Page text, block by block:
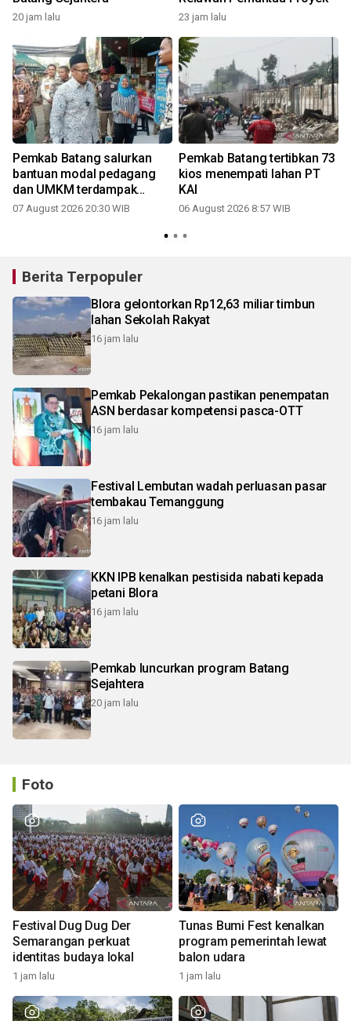
20 jam lalu 23 jam lalu
Pemkab Batang salurkan
bantuan modal pedagang
dan UMKM terdampak
relokasi
07 August 2026 20:30 WIB
Pemkab Batang tertibkan 73
kios menempati lahan PT
KAI
06 August 2026 8:57 WIB
Berita Terpopuler
Blora gelontorkan Rp12,63 miliar timbun
lahan Sekolah Rakyat
16 jam lalu
Pemkab Pekalongan pastikan penempatan
ASN berdasar kompetensi pasca-OTT
16 jam lalu
Festival Lembutan wadah perluasan pasar
tembakau Temanggung
16 jam lalu
KKN IPB kenalkan pestisida nabati kepada
petani Blora
16 jam lalu
Pemkab luncurkan program Batang
Sejahtera
20 jam lalu
Foto
Festival Dug Dug Der
Semarangan perkuat
identitas budaya lokal
1 jam lalu
Tunas Bumi Fest kenalkan
program pemerintah lewat
balon udara
1 jam lalu